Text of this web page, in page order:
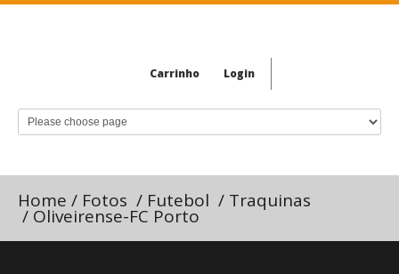
Carrinho Login
Home / Fotos / Futebol / Traquinas
/ Oliveirense-FC Porto